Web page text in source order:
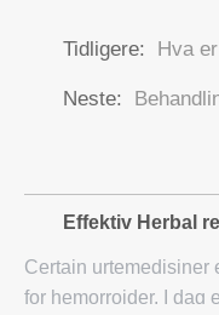
Tidligere: Hva
Neste:
Effektiv Herbal
Certain urtemedisiner
for hemorroider. I dag